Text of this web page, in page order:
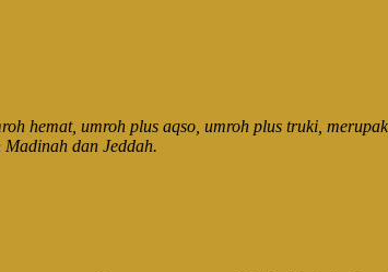
hemat, umroh plus aqso, umroh plus truki,
dan Jeddah.